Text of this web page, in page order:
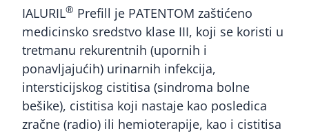
IALURIL® Prefill je PATENTOM zaštićeno
medicinsko sredstvo klase III, koji se koristi u
tretmanu rekurentnih (upornih i
ponavljajućih) urinarnih infekcija,
intersticijskog cistitisa (sindroma bolne
bešike), cistitisa koji nastaje kao posledica
zračne (radio) ili hemioterapije, kao i cistitisa